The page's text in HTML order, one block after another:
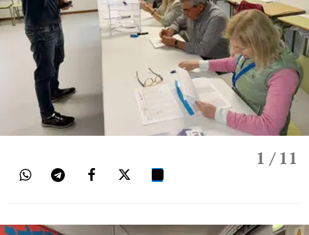
1 / 11